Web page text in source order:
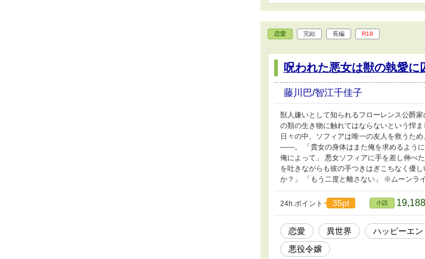
恋愛 完結 長編 R18
呪われた悪女は獣の執愛に
藤川巴/智江千佳子
獣人嫌いとして知られるフローレンス公爵
の類の生き物に触れてはならないという悍
日々の中、ソフィアは唯一の友人を救うた
——。 「貴女の身体はまた俺を求めるよう
俺によって」 悪女ソフィアに手を差し伸べ
を吐きながらも彼の手つきはぎこちなく優
か？」 「もう二度と離さない」 ※ムーンラ
24h.ポイント 35pt 小説 19,188
恋愛 異世界 ハッピーエン
悪役令嬢